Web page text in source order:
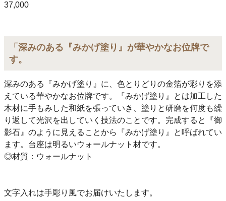
37,000
「深みのある『みかげ塗り』が華やかなお位牌で
す。
深みのある『みかげ塗り』に、色とりどりの金箔が彩りを添
えている華やかなお位牌です。『みかげ塗り』とは加工した
木材に手もみした和紙を張っていき、塗りと研磨を何度も繰
り返して光沢を出していく技法のことです。完成すると『御
影石』のように見えることから『みかげ塗り』と呼ばれてい
ます。台座は明るいウォールナット材です。
◎材質：ウォールナット
文字入れは手彫り風でお届けいたします。